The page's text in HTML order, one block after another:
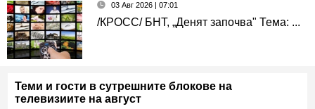
03 Авг 2026 | 07:01
/КРОСС/ БНТ, „Денят започва" Тема: ...
Теми и гости в сутрешните блокове на
телевизиите на август